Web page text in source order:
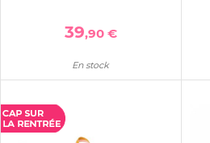
39,90 €
En stock